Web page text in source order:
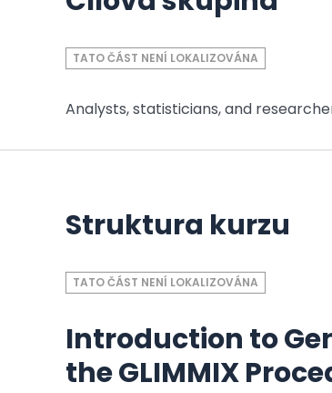
TATO ČÁST NENÍ LOKALIZOVÁNA
Analysts, statisticians, and
Struktura kurzu
TATO ČÁST NENÍ LOKALIZOVÁNA
Introduction to
the GLIMMIX